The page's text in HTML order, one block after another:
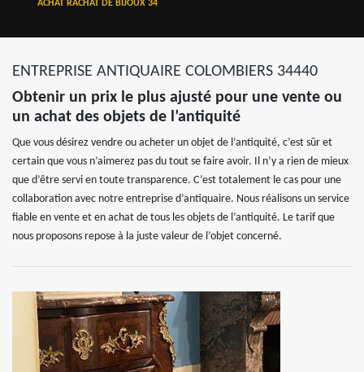
ACHAT RACHAT DE BIJOUX 34
ENTREPRISE ANTIQUAIRE COLOMBIERS 34440
Obtenir un prix le plus ajusté pour une vente ou
un achat des objets de l’antiquité
Que vous désirez vendre ou acheter un objet de l’antiquité, c’est sûr et
certain que vous n’aimerez pas du tout se faire avoir. Il n’y a rien de mieux
que d’être servi en toute transparence. C’est totalement le cas pour une
collaboration avec notre entreprise d’antiquaire. Nous réalisons un service
fiable en vente et en achat de tous les objets de l’antiquité. Le tarif que
nous proposons repose à la juste valeur de l’objet concerné.